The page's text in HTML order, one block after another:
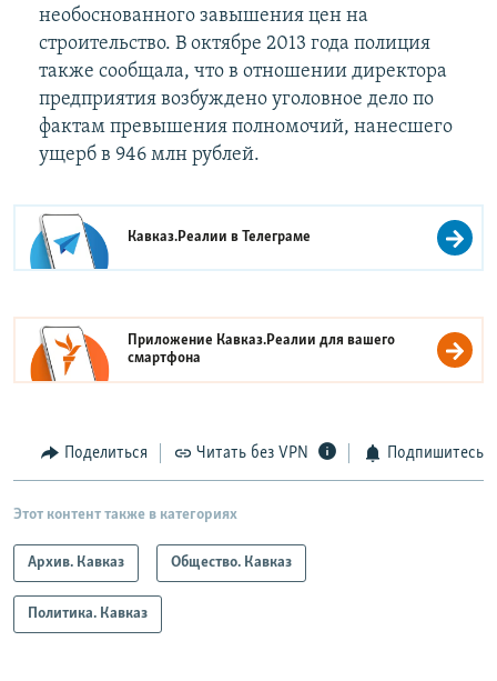
необоснованного завышения цен на
строительство. В октябре 2013 года полиция
также сообщала, что в отношении директора
предприятия возбуждено уголовное дело по
фактам превышения полномочий, нанесшего
ущерб в 946 млн рублей.
Кавказ.Реалии вТелеграме
Приложение Кавказ.Реалии для вашего
смартфона
Поделиться Читать без VPN Подпишитесь
Этот контент также в категориях
Архив. Кавказ Общество. Кавказ
Политика. Кавказ